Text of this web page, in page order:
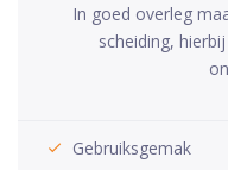
In goed overleg
scheiding,
Gebruiksgemak